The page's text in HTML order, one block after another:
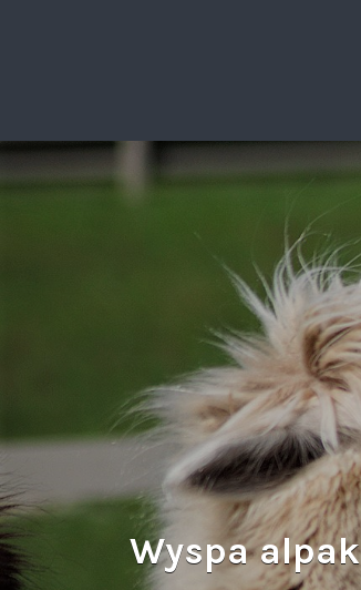
Tavs brīvdienu ceļvedis
Wyspa alpak